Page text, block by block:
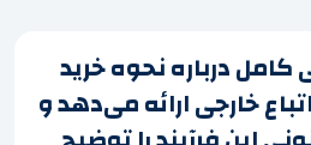
کامل درباره نحوه خرید
خارجی ارائه می‌دهد و